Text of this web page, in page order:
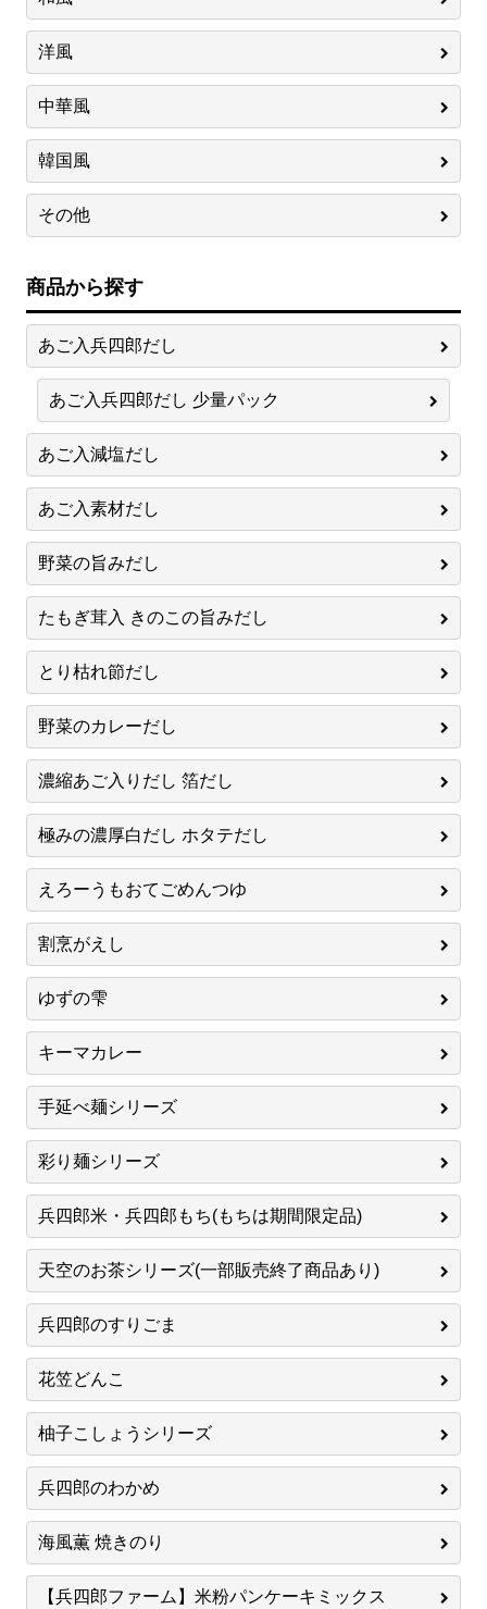
洋風
中華風
韓国風
その他
商品から探す
あご入兵四郎だし
あご入兵四郎だし 少量パック
あご入減塩だし
あご入素材だし
野菜の旨みだし
たもぎ茸入 きのこの旨みだし
とり枯れ節だし
野菜のカレーだし
濃縮あご入りだし 箔だし
極みの濃厚白だし ホタテだし
えろーうもおてごめんつゆ
割烹がえし
ゆずの雫
キーマカレー
手延べ麺シリーズ
彩り麺シリーズ
兵四郎米・兵四郎もち(もちは期間限定品)
天空のお茶シリーズ(一部販売終了商品あり)
兵四郎のすりごま
花笠どんこ
柚子こしょうシリーズ
兵四郎のわかめ
海風薫 焼きのり
【兵四郎ファーム】米粉パンケーキミックス